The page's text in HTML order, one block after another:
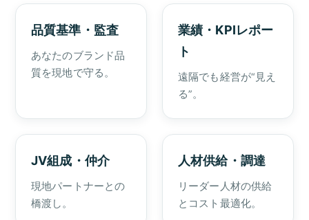
品質基準・監査
あなたのブランド品
質を現地で守る。
業績・KPIレポー
ト
遠隔でも経営が“見え
る”。
JV組成・仲介
現地パートナーとの
橋渡し。
人材供給・調達
リーダー人材の供給
とコスト最適化。